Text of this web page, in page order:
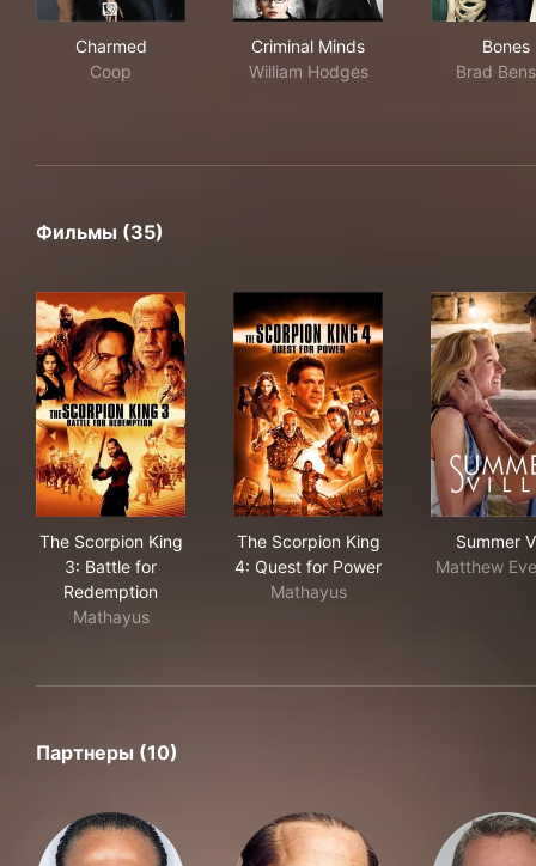
Charmed
Coop
Criminal Minds
William Hodges
Bones
Brad
Фильмы (35)
The Scorpion King
3: Battle for
Redemption
Mathayus
The Scorpion King
4: Quest for Power
Mathayus
Summer
Matthew
Партнеры (10)